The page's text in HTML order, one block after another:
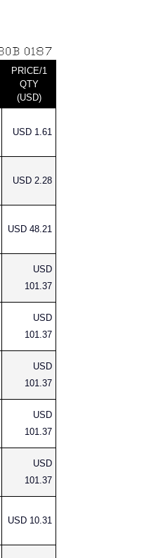
PRICE/1
QTY
(USD)
USD 1.61
USD 2.28
USD 48.21
USD
101.37
USD
101.37
USD
101.37
USD
101.37
USD
101.37
USD 10.31